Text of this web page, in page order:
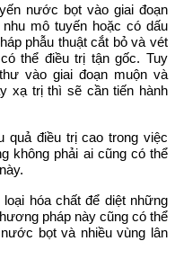
nước bọt vào giai đoạn
mô tuyến hoặc có dấu
phẫu thuật cắt bỏ và vét
thể điều trị tận gốc. Tuy
vào giai đoạn muộn và
xạ trị thì sẽ cần tiến hành
quả điều trị cao trong việc
không phải ai cũng có thể
hóa chất để diệt những
pháp này cũng có thể
bọt và nhiều vùng lân